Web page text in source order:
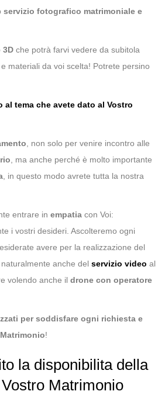
servizio fotografico matrimoniale e
3D che potrà farvi vedere da subitola
materiali da voi scelta! Potrete persino
al tema che avete dato al Vostro
, non solo per venire incontro alle
, ma anche perché è molto importante
, in questo modo avrete tutta la nostra
entrare in empatia con Voi:
i vostri desideri. Ascolteremo ogni
avere per la realizzazione del
naturalmente anche del servizio video al
volendo anche il drone con operatore
per soddisfare ogni richiesta e
Matrimonio!
la disponibilita della
Matrimonio